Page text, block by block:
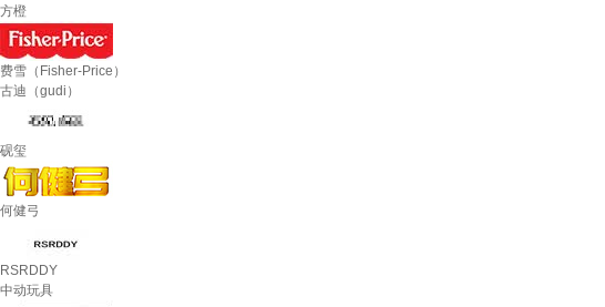
方橙
费雪（Fisher-Price）
古迪（gudi）
砚玺
何健弓
RSRDDY
中动玩具